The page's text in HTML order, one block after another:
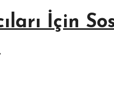
İçin